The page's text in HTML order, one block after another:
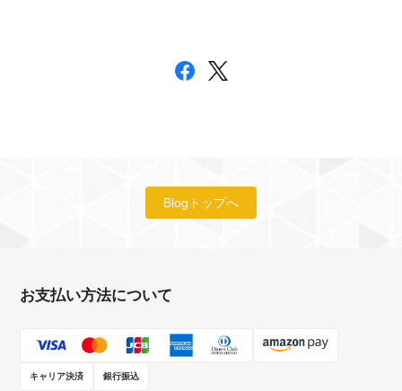
Blogトップへ
お支払い方法について
キャリア決済 銀行振込